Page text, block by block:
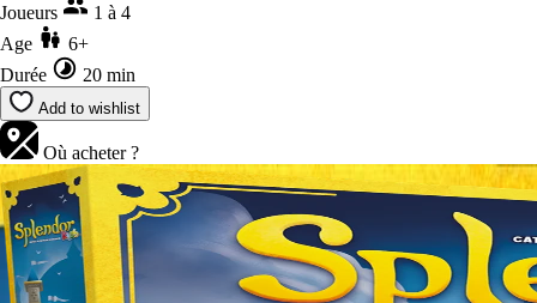
Joueurs
1 à 4
Age
6+
Durée
20 min
Add to wishlist
Où acheter ?